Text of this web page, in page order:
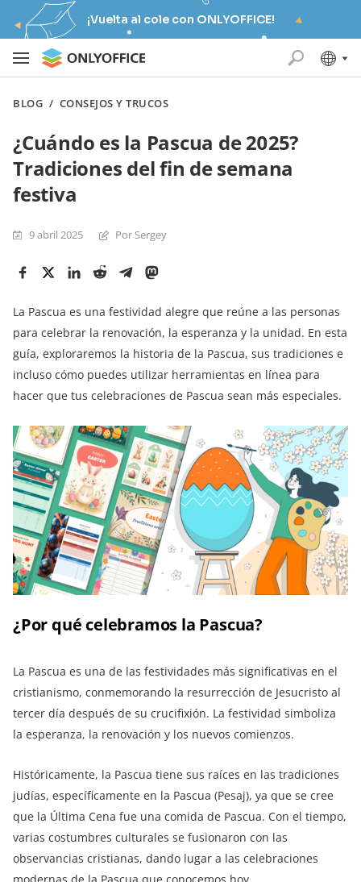
¡Vuelta al cole con ONLYOFFICE!
BLOG / CONSEJOS Y TRUCOS
¿Cuándo es la Pascua de 2025?
Tradiciones del fin de semana
festiva
9 abril 2025 Por Sergey
La Pascua es una festividad alegre que reúne a las personas
para celebrar la renovación, la esperanza y la unidad. En esta
guía, exploraremos la historia de la Pascua, sus tradiciones e
incluso cómo puedes utilizar herramientas en línea para
hacer que tus celebraciones de Pascua sean más especiales.
¿Por qué celebramos la Pascua?
La Pascua es una de las festividades más significativas en el
cristianismo, conmemorando la resurrección de Jesucristo al
tercer día después de su crucifixión. La festividad simboliza
la esperanza, la renovación y los nuevos comienzos.
Históricamente, la Pascua tiene sus raíces en las tradiciones
judías, específicamente en la Pascua (Pesaj), ya que se cree
que la Última Cena fue una comida de Pascua. Con el tiempo,
varias costumbres culturales se fusionaron con las
observancias cristianas, dando lugar a las celebraciones